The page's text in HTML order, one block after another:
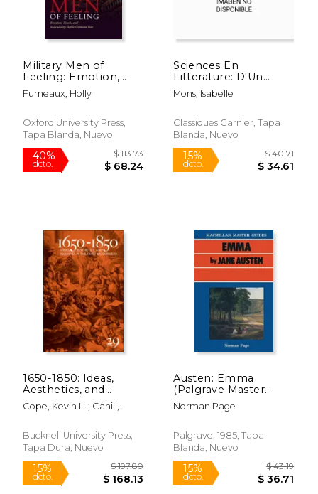
6%
dcto. $ 204.24
15%
dcto. $
Military Men of
Feeling: Emotion,
Touch, and
Masculinity in the
Inglés)
Furneaux, Holly
Oxford University Press,
Tapa Blanda, Nuevo
Sciences En
Litterature: D'Un
Savoir-Faire
Ambitieux a la
la Creature (en
Francés)
Mons, Isabelle
Classiques Garnier, Tapa
Blanda, Nuevo
1650-1850: Ideas,
Aesthetics, and
Inquiries in the Early
Modern Era (Volume
Inglés)
Cope, Kevin L. ; Cahill,
Deborah
Bucknell University Press,
Tapa Dura, Nuevo
Austen: Emma
(Palgrave Master
Guides) (en Inglés)
Norman Page
Palgrave, 1985, Tapa
Blanda, Nuevo